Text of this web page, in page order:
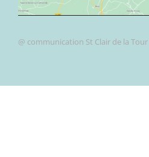
@ communication St Clair de la Tour